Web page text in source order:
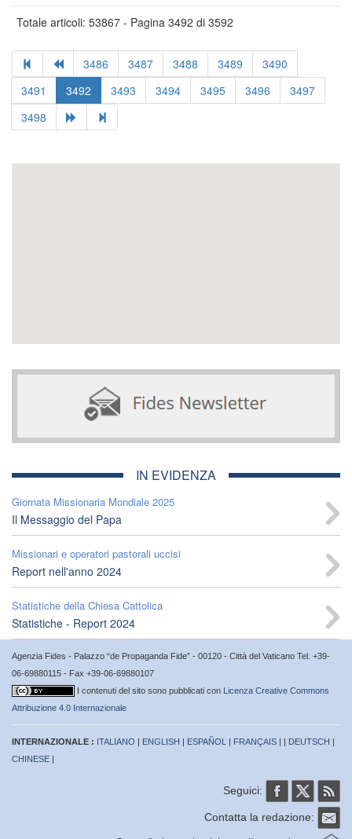
Totale articoli: 53867 - Pagina 3492 di 3592
3486 3487 3488 3489
3490
3491
3492 3493 3494 3495 3496
3497
3498
IN EVIDENZA
Giornata Missionaria Mondiale 2025
Il Messaggio del Papa
Missionari e operatori pastorali uccisi
Report nell'anno 2024
Statistiche della Chiesa Cattolica
Statistiche - Report 2024
Agenzia Fides - Palazzo “de Propaganda Fide” - 00120 - Città del Vaticano Tel. +39-
06-69880115 - Fax +39-06-69880107
I contenuti del sito sono pubblicati con Licenza Creative Commons
Attribuzione 4.0 Internazionale
INTERNAZIONALE : ITALIANO | ENGLISH | ESPAÑOL | FRANÇAIS | | DEUTSCH |
CHINESE |
Seguici:
Contatta la redazione: